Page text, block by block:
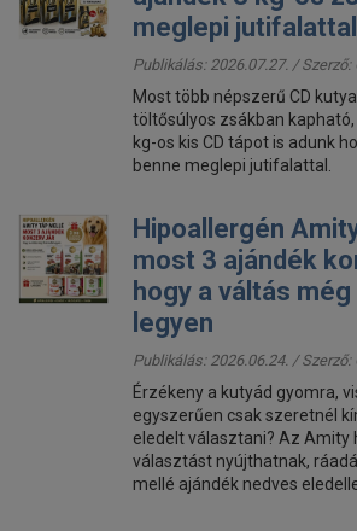
meglepi jutifalattal
Publikálás: 2026.07.27. / Szerző:
Most több népszerű CD
töltősúlyos zsákban
kg-os kis CD tápot is adunk
benne meglepi jutifalattal.
Hipoallergén
most 3 ajándék
hogy a váltás
legyen
Publikálás: 2026.06.24. / Szerző:
Érzékeny a kutyád gyomra,
egyszerűen csak szeretnél
eledelt választani? Az Amity
választást nyújthatnak,
mellé ajándék nedves